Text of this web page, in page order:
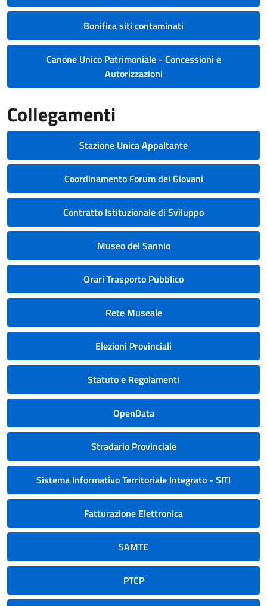
Bonifica siti contaminati
Canone Unico Patrimoniale - Concessioni e
Autorizzazioni
Collegamenti
Stazione Unica Appaltante
Coordinamento Forum dei Giovani
Contratto Istituzionale di Sviluppo
Museo del Sannio
Orari Trasporto Pubblico
Rete Museale
Elezioni Provinciali
Statuto e Regolamenti
OpenData
Stradario Provinciale
Sistema Informativo Territoriale Integrato - SITI
Fatturazione Elettronica
SAMTE
PTCP